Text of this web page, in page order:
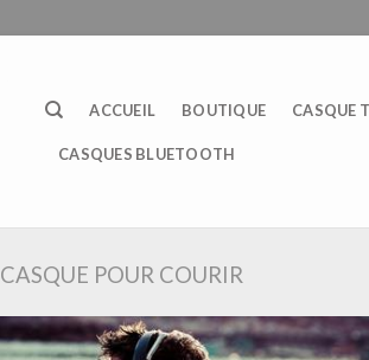
ACCUEIL BOUTIQUE CASQUE
CASQUES BLUETOOTH
CASQUE POUR COURIR